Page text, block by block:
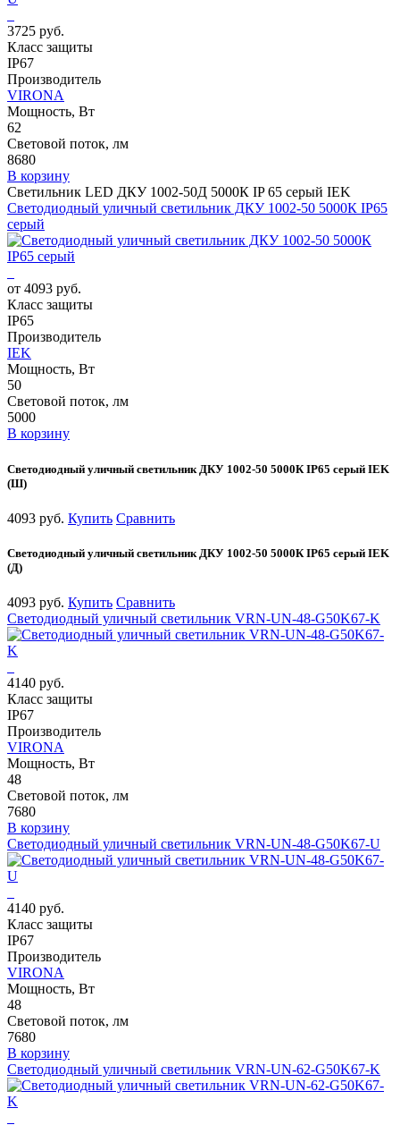
3725 руб.
Класс защиты
IP67
Производитель
VIRONA
Мощность, Вт
62
Световой поток, лм
8680
В корзину
Светильник LED ДКУ 1002-50Д 5000К IP 65 серый IEK
Светодиодный уличный светильник ДКУ 1002-50 5000К IP65
серый
от 4093 руб.
Класс защиты
IP65
Производитель
IEK
Мощность, Вт
50
Световой поток, лм
5000
В корзину
Светодиодный уличный светильник ДКУ 1002-50 5000К IP65 серый IEK
(Ш)
4093 руб. Купить Сравнить
Светодиодный уличный светильник ДКУ 1002-50 5000К IP65 серый IEK
(Д)
4093 руб. Купить Сравнить
Светодиодный уличный светильник VRN-UN-48-G50K67-K
4140 руб.
Класс защиты
IP67
Производитель
VIRONA
Мощность, Вт
48
Световой поток, лм
7680
В корзину
Светодиодный уличный светильник VRN-UN-48-G50K67-U
4140 руб.
Класс защиты
IP67
Производитель
VIRONA
Мощность, Вт
48
Световой поток, лм
7680
В корзину
Светодиодный уличный светильник VRN-UN-62-G50K67-K